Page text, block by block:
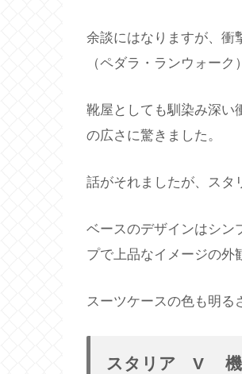
余談にはなりますが、衝
（ペダラ・ランウォー
靴屋としても馴染み深い
の広さに驚きました。
話がそれましたが、スタ
ベースのデザインはシン
プで上品なイメージの外
スーツケースの色も明る
スタリア V 機